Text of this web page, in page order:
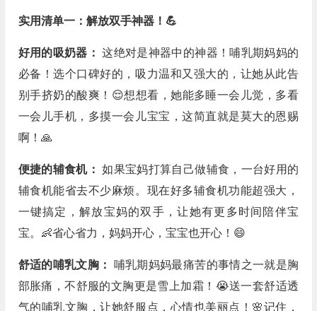
实用清单一：解放双手神器！💪
好用的吸奶器：这绝对是神器中的神器！哺乳期妈妈的
必备！选个口碑好的，吸力温和又强大的，让她从此告
别手挤奶的酸爽！😌想想看，她能多睡一会儿觉，多看
一会儿手机，多摸一会儿宝宝，这简直就是莫大的恩赐
啊！🙏
便捷的辅食机：如果宝妈打算自己做辅食，一台好用的
辅食机能省去不少麻烦。现在好多辅食机功能超强大，
一键搞定，解放宝妈的双手，让她有更多时间陪伴宝
宝。👶省心省力，妈妈开心，宝宝也开心！😄
舒适的哺乳文胸： 哺乳期妈妈最痛苦的事情之一就是胸
部胀痛，不舒服的文胸更是雪上加霜！😭送一套舒适透
气的哺乳文胸，让她舒服点，心情也美丽点！🌸记住，